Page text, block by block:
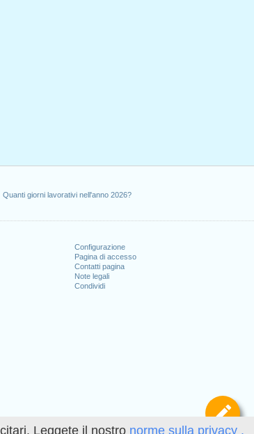
Leggete il nostro norme sulla privacy .
Quanti giorni lavorativi nell'anno 2026?
Configurazione
Pagina di accesso
Contatti pagina
Note legali
Condividi